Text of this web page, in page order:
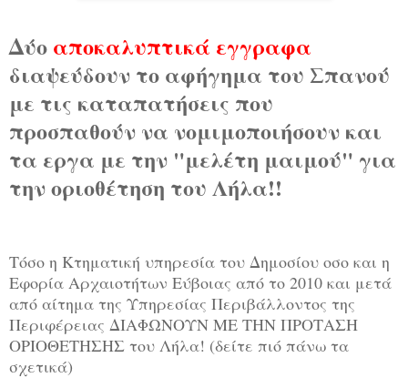
Δύο αποκαλυπτικά εγγραφα
διαψεύδουν το αφήγημα του Σπανού
με τις καταπατήσεις που
προσπαθούν να νομιμοποιήσουν και
τα εργα με την "μελέτη μαιμού" για
την οριοθέτηση του Λήλα!!
Τόσο η Κτηματική υπηρεσία του Δημοσίου οσο και η
Εφορία Αρχαιοτήτων Εύβοιας από το 2010 και μετά
από αίτημα της Υπηρεσίας Περιβάλλοντος της
Περιφέρειας ΔΙΑΦΩΝΟΥΝ ΜΕ ΤΗΝ ΠΡΟΤΑΣΗ
ΟΡΙΟΘΕΤΗΣΗΣ του Λήλα! (δείτε πιό πάνω τα
σχετικά)